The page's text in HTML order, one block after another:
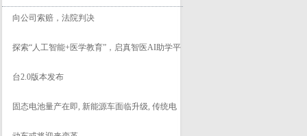
向公司索赔，法院判决
探索“人工智能+医学教育”，启真智医AI助学平
台2.0版本发布
固态电池量产在即, 新能源车面临升级, 传统电